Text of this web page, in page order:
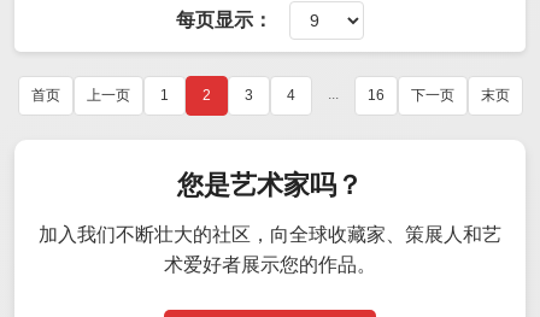
每页显示：
首页 上一页 1 2 3 4 ... 16 下一页 末页
您是艺术家吗？
加入我们不断壮大的社区，向全球收藏家、策展人和艺
术爱好者展示您的作品。